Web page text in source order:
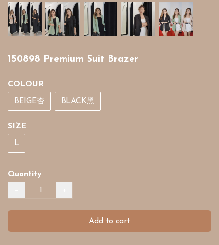
150898 Premium Suit Brazer
COLOUR
BEIGE杏 BLACK黑
SIZE
L
Quantity
Add to cart